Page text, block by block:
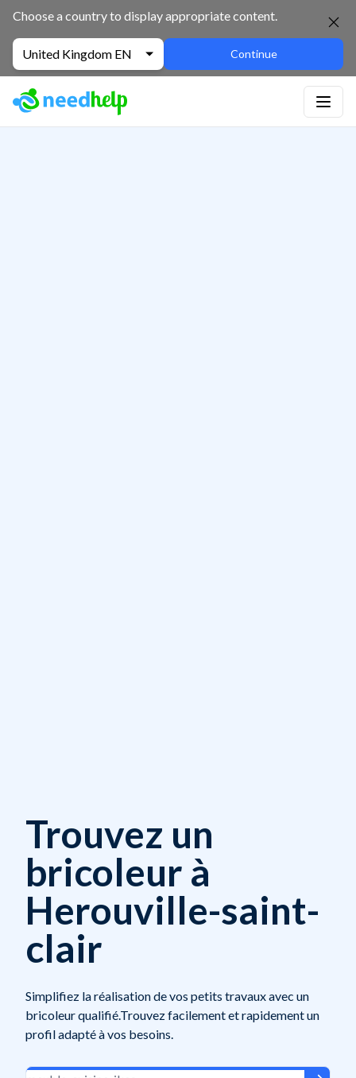
Choose a country to display appropriate content.
United Kingdom EN Continue
Trouvez un
bricoleur à
Herouville-saint-
clair
Simplifiez la réalisation de vos petits travaux avec un
bricoleur qualifié.Trouvez facilement et rapidement un
profil adapté à vos besoins.